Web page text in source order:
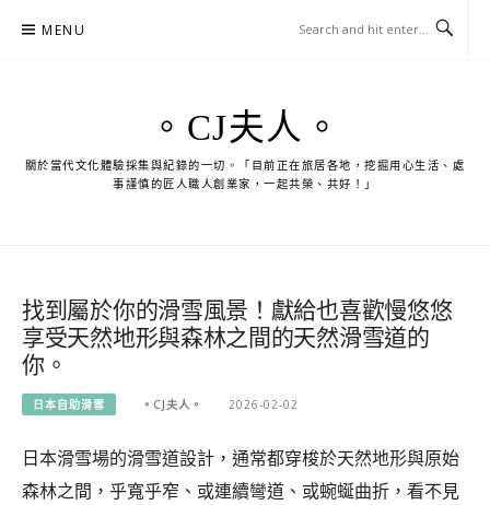
MENU
。CJ夫人。
關於當代文化體驗採集與紀錄的一切。「目前正在旅居各地，挖掘用心生活、處
事謹慎的匠人職人創業家，一起共榮、共好！」
找到屬於你的滑雪風景！獻給也喜歡慢悠悠
享受天然地形與森林之間的天然滑雪道的
你。
日本自助滑雪 。CJ夫人。 2026-02-02
日本滑雪場的滑雪道設計，通常都穿梭於天然地形與原始
森林之間，乎寬乎窄、或連續彎道、或蜿蜒曲折，看不見